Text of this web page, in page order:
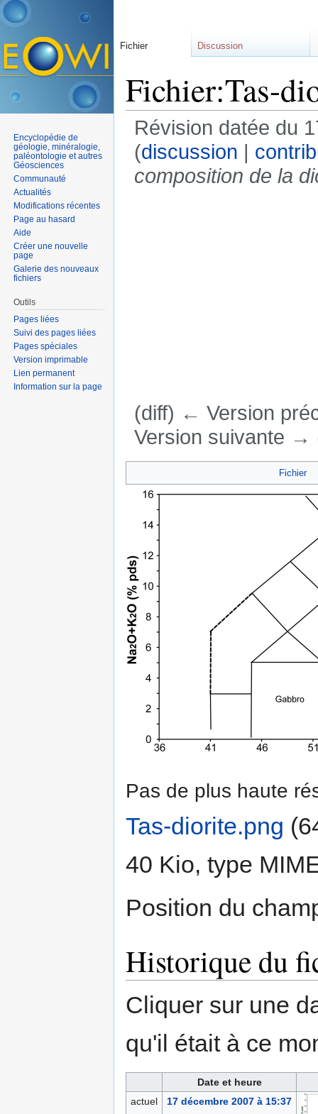
Fichier:Tas-
Révision datée du
(discussion |
composition de la
(diff) ← Version
Version suivante →
Fichier
Pas de plus haute
Tas-diorite.png
40 Kio, type
Position du
Historique du
Cliquer sur une
qu'il était à ce
Date et heure
actuel
17 décembre 2007 à 15:37
Fichier Discussion
Encyclopédie de
géologie, minéralogie,
paléontologie et autres
Géosciences
Communauté
Actualités
Modifications récentes
Page au hasard
Aide
Créer une nouvelle
page
Galerie des nouveaux
fichiers
Outils
Pages liées
Suivi des pages liées
Pages spéciales
Version imprimable
Lien permanent
Information sur la page